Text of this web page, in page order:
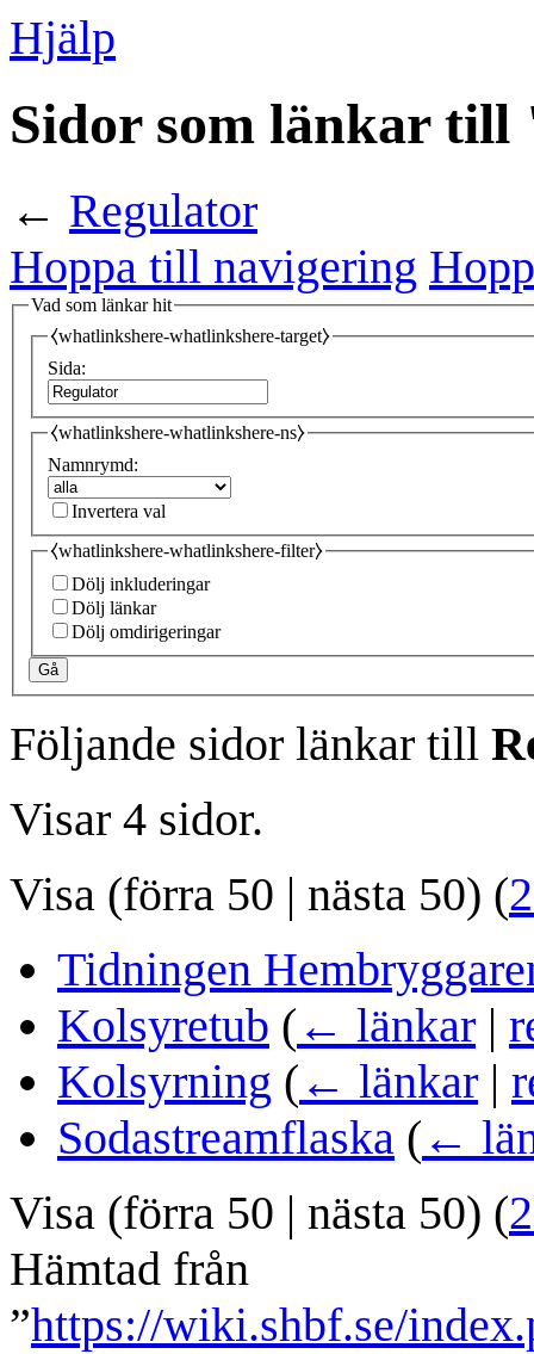
Hjälp
Sidor som länkar
← Regulator
Hoppa till navigering
Vad som länkar hit
⧼whatlinkshere-whatlinkshere-target⧽
Sida:
⧼whatlinkshere-whatlinkshere-ns⧽
Namnrymd:
Invertera val
⧼whatlinkshere-whatlinkshere-filter⧽
Dölj inkluderingar
Dölj länkar
Dölj omdirigeringar
Gå
Följande sidor länkar till
Visar 4 sidor.
Visa (förra 50 | nästa 50) (
Tidningen
Kolsyretub ( ← länkar |
Kolsyrning ( ← länkar |
Sodastreamflaska ( ←
Visa (förra 50 | nästa 50) (
Hämtad från
”https://wiki.shbf.se/